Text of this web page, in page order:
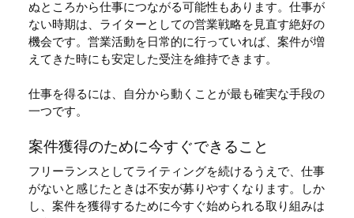
ぬところから仕事につながる可能性もあります。仕事が
ない時期は、ライターとしての営業戦略を見直す絶好の
機会です。営業活動を日常的に行っていれば、案件が増
えてきた時にも安定した受注を維持できます。
仕事を得るには、自分から動くことが最も確実な手段の
一つです。
案件獲得のために今すぐできること
フリーランスとしてライティングを続けるうえで、仕事
がないと感じたときは不安が募りやすくなります。しか
し、案件を獲得するために今すぐ始められる取り組みは